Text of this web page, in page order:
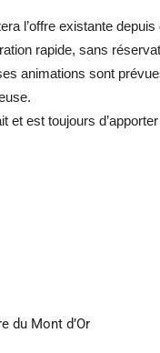
l’offre existante
rapide, sans
animations sont
et est toujours
du Mont d’Or